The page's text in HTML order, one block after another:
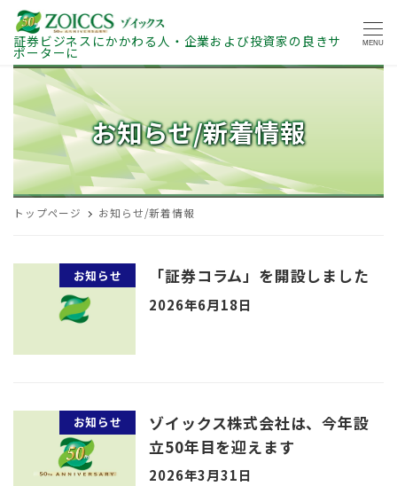
証券ビジネスにかかわる人・企業および投資家の良きサ
ポーターに
MENU
お知らせ/新着情報
トップページ お知らせ/新着情報
お知らせ 「証券コラム」を開設しました
2026年6月18日
お知らせ
ゾイックス株式会社は、今年設
立50年目を迎えます
2026年3月31日